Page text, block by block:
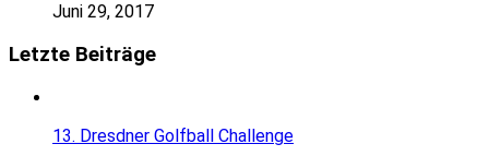
Juni 29, 2017
Letzte Beiträge
13. Dresdner Golfball Challenge